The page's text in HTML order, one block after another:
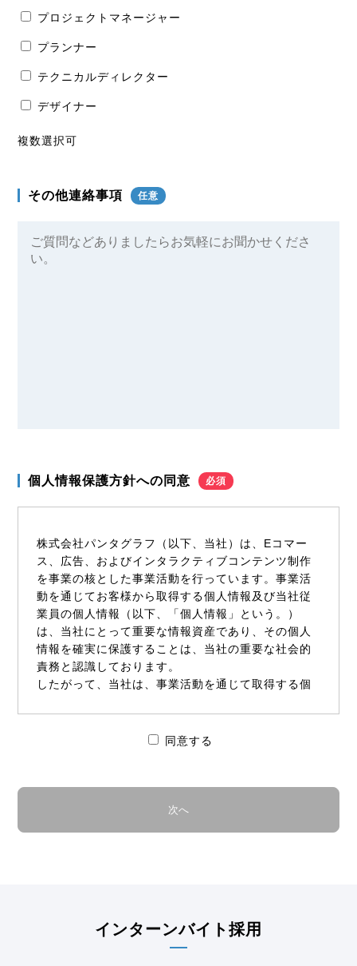
プロジェクトマネージャー
プランナー
テクニカルディレクター
デザイナー
複数選択可
その他連絡事項 任意
個人情報保護方針への同意 必須
株式会社パンタグラフ（以下、当社）は、Eコマー
ス、広告、およびインタラクティブコンテンツ制作
を事業の核とした事業活動を行っています。事業活
動を通じてお客様から取得する個人情報及び当社従
業員の個人情報（以下、「個人情報」という。）
は、当社にとって重要な情報資産であり、その個人
情報を確実に保護することは、当社の重要な社会的
責務と認識しております。
したがって、当社は、事業活動を通じて取得する個
の提供及び社会的責務を果たしていきます。
適法、かつ、公正な手段によって個人情報を取得い
たします。 利用目的の達成に必要な範囲内で、個人
再同意を得た上で利用いたします。
同意する
インターンバイト採用